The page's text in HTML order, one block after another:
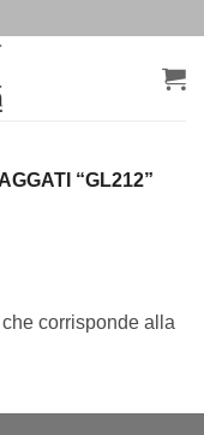
“GL212”
corrisponde alla